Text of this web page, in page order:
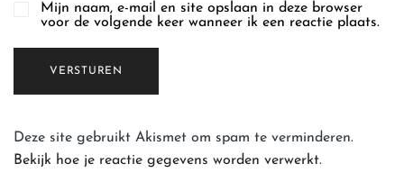
Mijn naam, e-mail en site opslaan in deze browser
voor de volgende keer wanneer ik een reactie plaats.
Deze site gebruikt Akismet om spam te verminderen.
Bekijk hoe je reactie gegevens worden verwerkt.